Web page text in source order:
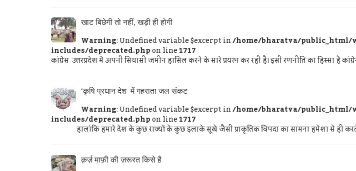
खाट बिछेगी तो नहीं, खड़ी ही होगी
Warning: Undefined variable $excerpt in/home/bharatva/public_html/
includes/deprecated.phpon line1717
कांग्रेस उत्तरप्रदेश में अपनी सियासी जमीन हासिल करने के सारे प्रयत्न कर रही है। इसी रणनीति का हिस्सा हैं
‘कृषि प्रधान देश में गहराता जल संकट
Warning: Undefined variable $excerpt in/home/bharatva/public_html/
includes/deprecated.phpon line1717
हालांकि हमारे देश के कुछ राज्यों के कुछ इलाके सूखे जैसी प्राकृतिक विपदा का सामना हमेशा से ही
क़र्ज़ माफ़ी की ज़रूरत किसे है